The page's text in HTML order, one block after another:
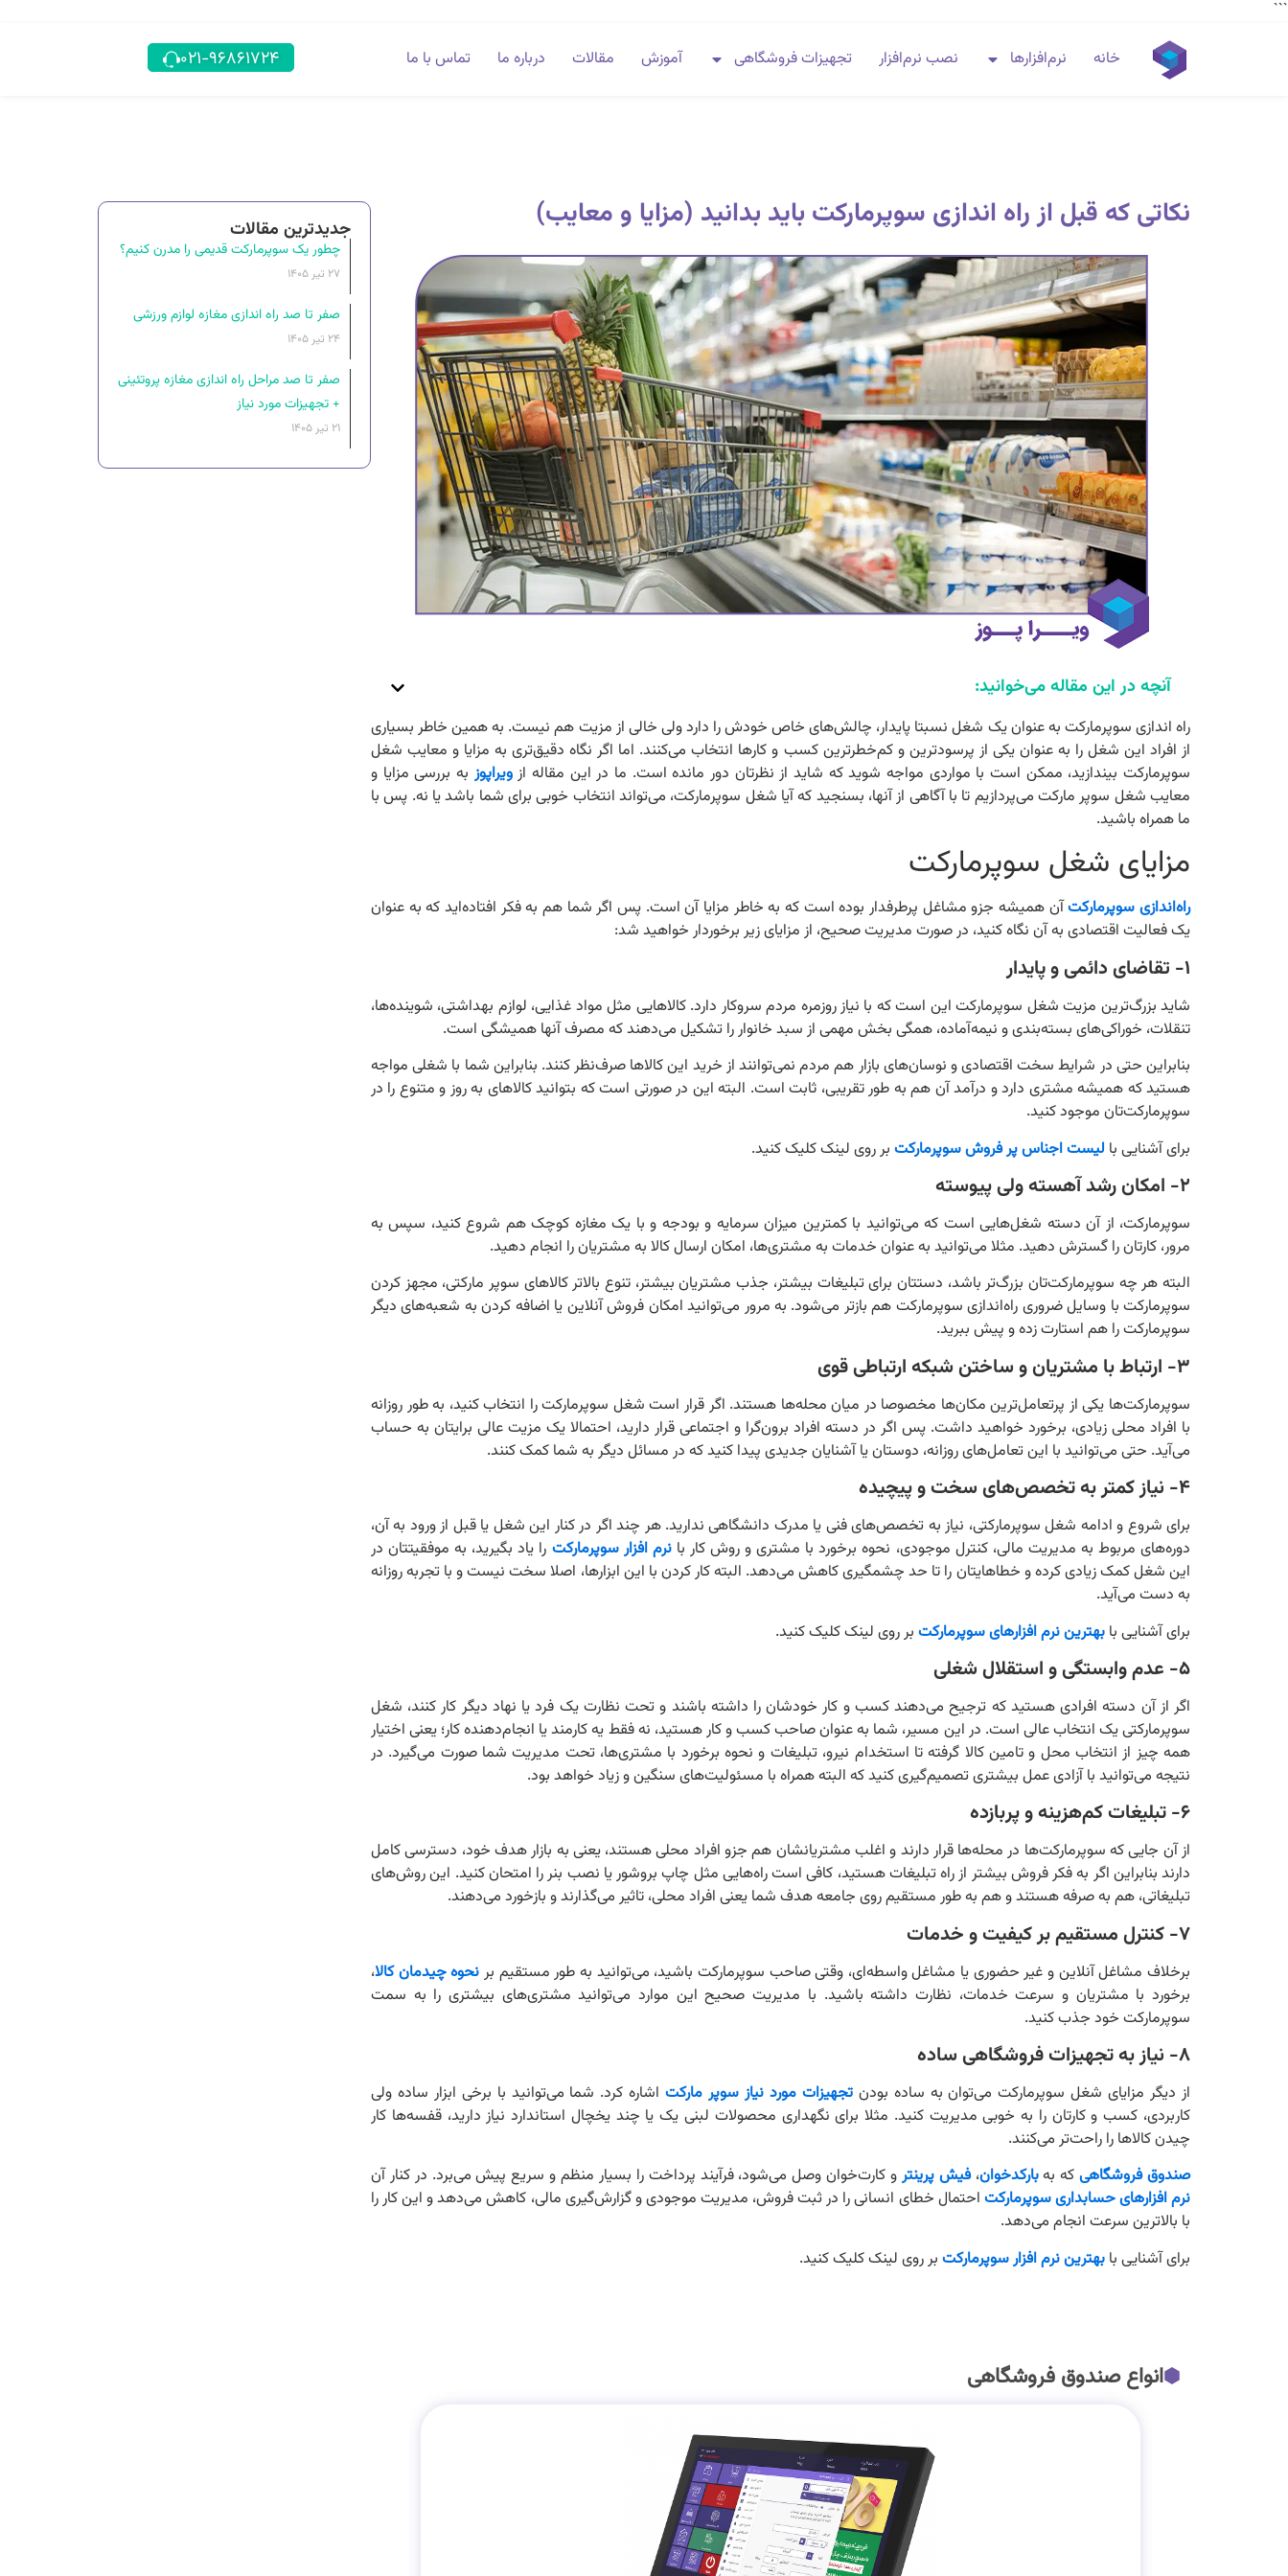
```
خانه
نرم‌افزارها نصب نرم‌افزار تجهیزات فروشگاهی آموزش مقالات درباره ما تماس با ما ۰۲۱-۹۶۸۶۱۷۲۴
نکاتی که قبل از راه اندازی سوپرمارکت باید بدانید (مزایا و معایب)
آنچه در این مقاله می‌خوانید:
راه‌ اندازی سوپرمارکت به عنوان یک شغل نسبتا پایدار، چالش‌های خاص خودش را دارد ولی خالی از مزیت هم نیست. به همین خاطر بسیاری
از افراد این شغل را به عنوان یکی از پرسودترین و کم‌خطرترین کسب و کارها انتخاب می‌کنند. اما اگر نگاه دقیق‌تری به مزایا و معایب شغل
سوپرمارکت بیندازید، ممکن است با مواردی مواجه شوید که شاید از نظرتان دور مانده است. ما در این مقاله ازویراپوز به بررسی مزایا و
معایب شغل سوپر مارکت می‌پردازیم تا با آگاهی از آنها، بسنجید که آیا شغل سوپرمارکت، می‌تواند انتخاب خوبی برای شما باشد یا نه. پس با
ما همراه باشید.
مزایای شغل سوپرمارکت
راه‌اندازی سوپرمارکتآن همیشه جزو مشاغل پرطرفدار بوده است که به خاطر مزایا آن است. پس اگر شما هم به فکر افتاده‌اید که به عنوان
یک فعالیت اقتصادی به آن نگاه کنید، در صورت مدیریت صحیح، از مزایای زیر برخوردار خواهید شد:
۱- تقاضای دائمی و پایدار
شاید بزرگ‌ترین مزیت شغل سوپرمارکت این است که با نیاز روزمره مردم سروکار دارد. کالاهایی مثل مواد غذایی، لوازم بهداشتی، شوینده‌ها،
تنقلات، خوراکی‌های بسته‌بندی و نیمه‌آماده، همگی بخش مهمی از سبد خانوار را تشکیل می‌دهند که مصرف آنها همیشگی است.
بنابراین حتی در شرایط سخت اقتصادی و نوسان‌های بازار هم مردم نمی‌توانند از خرید این کالاها صرف‌نظر کنند. بنابراین شما با شغلی مواجه
هستید که همیشه مشتری دارد و درآمد آن هم به طور تقریبی، ثابت است. البته این در صورتی است که بتوانید کالاهای به روز و متنوع را در
سوپرمارکت‌تان موجود کنید.
برای آشنایی با لیست اجناس پر فروش سوپرمارکت بر روی لینک کلیک کنید.
۲- امکان رشد آهسته ولی پیوسته
سوپرمارکت، از آن دسته شغل‌هایی است که می‌توانید با کمترین میزان سرمایه و بودجه و با یک مغازه کوچک هم شروع کنید، سپس به
مرور، کارتان را گسترش دهید. مثلا می‌توانید به عنوان خدمات به مشتری‌ها، امکان ارسال کالا به مشتریان را انجام دهید.
البته هر چه سوپرمارکت‌تان بزرگ‌تر باشد، دستتان برای تبلیغات بیشتر، جذب مشتریان بیشتر، تنوع بالاتر کالاهای سوپر مارکتی، مجهز کردن
سوپرمارکت با وسایل ضروری راه‌اندازی سوپرمارکت هم بازتر می‌شود. به مرور می‌توانید امکان فروش آنلاین یا اضافه کردن به شعبه‌های دیگر
سوپرمارکت را هم استارت زده و پیش ببرید.
۳- ارتباط با مشتریان و ساختن شبکه ارتباطی قوی
سوپرمارکت‌ها یکی از پرتعامل‌ترین مکان‌ها مخصوصا در میان محله‌ها هستند. اگر قرار است شغل سوپرمارکت را انتخاب کنید، به طور روزانه
با افراد محلی زیادی، برخورد خواهید داشت. پس اگر در دسته افراد برون‌گرا و اجتماعی قرار دارید، احتمالا یک مزیت عالی برایتان به حساب
می‌آید. حتی می‌توانید با این تعامل‌های روزانه، دوستان یا آشنایان جدیدی پیدا کنید که در مسائل دیگر به شما کمک کنند.
۴- نیاز کمتر به تخصص‌های سخت و پیچیده
برای شروع و ادامه شغل سوپرمارکتی، نیاز به تخصص‌های فنی یا مدرک دانشگاهی ندارید. هر چند اگر در کنار این شغل یا قبل از ورود به آن،
دوره‌های مربوط به مدیریت مالی، کنترل موجودی، نحوه برخورد با مشتری و روش کار بانرم افزار سوپرمارکت را یاد بگیرید، به موفقیتتان در
این شغل کمک زیادی کرده و خطاهایتان را تا حد چشمگیری کاهش می‌دهد. البته کار کردن با این ابزارها، اصلا سخت نیست و با تجربه روزانه
به دست می‌آید.
برای آشنایی با بهترین نرم افزارهای سوپرمارکت بر روی لینک کلیک کنید.
۵- عدم وابستگی و استقلال شغلی
اگر از آن دسته افرادی هستید که ترجیح می‌دهند کسب و کار خودشان را داشته باشند و تحت نظارت یک فرد یا نهاد دیگر کار کنند، شغل
سوپرمارکتی یک انتخاب عالی است. در این مسیر، شما به عنوان صاحب کسب و کار هستید، نه فقط یه کارمند یا انجام‌دهنده کار؛ یعنی اختیار
همه چیز از انتخاب محل و تامین کالا گرفته تا استخدام نیرو، تبلیغات و نحوه برخورد با مشتری‌ها، تحت مدیریت شما صورت می‌گیرد. در
نتیجه می‌توانید با آزادی عمل بیشتری تصمیم‌گیری کنید که البته همراه با مسئولیت‌های سنگین و زیاد خواهد بود.
۶- تبلیغات کم‌هزینه و پربازده
از آن‌ جایی که سوپرمارکت‌ها در محله‌ها قرار دارند و اغلب مشتریانشان هم جزو افراد محلی هستند، یعنی به بازار هدف خود، دسترسی کامل
دارند بنابراین اگر به فکر فروش بیشتر از راه تبلیغات هستید، کافی است راه‌هایی مثل چاپ بروشور یا نصب بنر را امتحان کنید. این روش‌های
تبلیغاتی، هم به صرفه هستند و هم به طور مستقیم روی جامعه هدف شما یعنی افراد محلی، تاثیر می‌گذارند و بازخورد می‌دهند.
۷- کنترل مستقیم بر کیفیت و خدمات
برخلاف مشاغل آنلاین و غیر حضوری یا مشاغل واسطه‌ای، وقتی صاحب سوپرمارکت باشید، می‌توانید به طور مستقیم بر نحوه چیدمان کالا،
برخورد با مشتریان و سرعت خدمات، نظارت داشته باشید. با مدیریت صحیح این موارد می‌توانید مشتری‌های بیشتری را به سمت
سوپرمارکت خود جذب کنید.
۸- نیاز به تجهیزات فروشگاهی ساده
از دیگر مزایای شغل سوپرمارکت می‌توان به ساده‌ بودنتجهیزات مورد نیاز سوپر مارکتاشاره کرد. شما می‌توانید با برخی ابزار ساده ولی
کاربردی، کسب و کارتان را به خوبی مدیریت کنید. مثلا برای نگهداری محصولات لبنی یک یا چند یخچال استاندارد نیاز دارید، قفسه‌ها کار
چیدن کالاها را راحت‌تر می‌کنند.
صندوق فروشگاهیکه بهبارکدخوان،فیش پرینتر و کارت‌خوان وصل می‌شود، فرآیند پرداخت را بسیار منظم و سریع پیش می‌برد. در کنار آن
نرم افزارهای حسابداری سوپرمارکت احتمال خطای انسانی را در ثبت فروش، مدیریت موجودی و گزارش‌گیری مالی، کاهش می‌دهد و این کار را
با بالاترین سرعت انجام می‌دهد.
برای آشنایی با بهترین نرم افزار سوپرمارکت بر روی لینک کلیک کنید.
انواع صندوق فروشگاهی
جدیدترین مقالات
چطور یک سوپرمارکت قدیمی را مدرن کنیم؟
۲۷ تیر ۱۴۰۵
صفر تا صد راه اندازی مغازه لوازم ورزشی
۲۴ تیر ۱۴۰۵
صفر تا صد مراحل راه‌ اندازی مغازه پروتئینی
+ تجهیزات مورد نیاز
۲۱ تیر ۱۴۰۵